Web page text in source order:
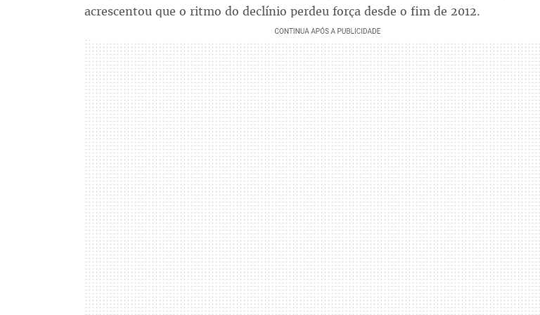
acrescentou que o ritmo do declínio perdeu força desde o fim de 2012.